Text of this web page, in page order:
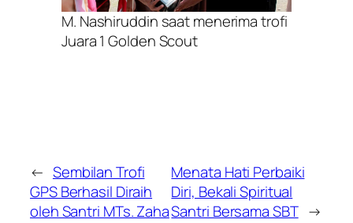
M. Nashiruddin saat menerima trofi
Juara 1 Golden Scout
← Sembilan Trofi
GPS Berhasil Diraih
oleh Santri MTs. Zaha
Menata Hati Perbaiki
Diri, Bekali Spiritual
Santri Bersama SBT →